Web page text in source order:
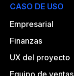
CASO DE USO
Empresarial
Finanzas
UX del proyecto